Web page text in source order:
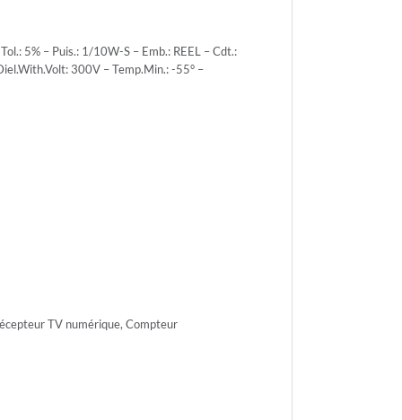
5% – Puis.: 1/10W-S – Emb.: REEL – Cdt.:
300V – Temp.Min.: -55° –
TV numérique, Compteur